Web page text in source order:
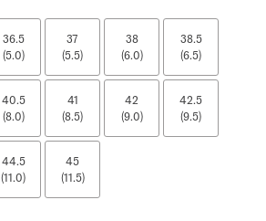
36.5
(5.0)
37
(5.5)
38
(6.0)
38.5
(6.5)
40.5
(8.0)
41
(8.5)
42
(9.0)
42.5
(9.5)
44.5
(11.0)
45
(11.5)